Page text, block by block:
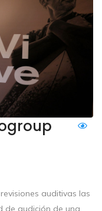
auditivas las
de audición de una